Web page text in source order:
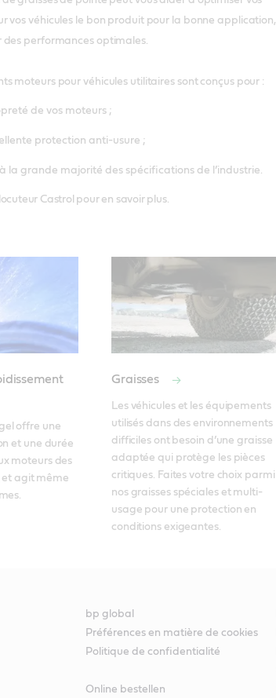
vos véhicules le bon produit pour la bonne application,
des performances optimales.
moteurs pour véhicules utilitaires sont conçus pour :
de vos moteurs ;
protection anti-usure ;
la grande majorité des spécifications de l’industrie.
Castrol pour en savoir plus.
offre une
et une durée
moteurs des
et agit même
Graisses
Les véhicules et les équipements
utilisés dans des environnements
difficiles ont besoin d’une graisse
adaptée qui protège les pièces
critiques. Faites votre choix parmi
nos graisses spéciales et multi-
usage pour une protection en
conditions exigeantes.
bp global
Préférences en matière de cookies
Politique de confidentialité
Online bestellen